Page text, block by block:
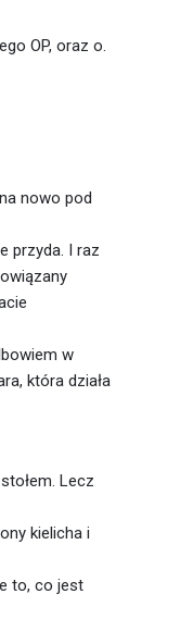
OP, oraz o.
nowo pod
przyda. I raz
w
która działa
Lecz
kielicha i
to, co jest